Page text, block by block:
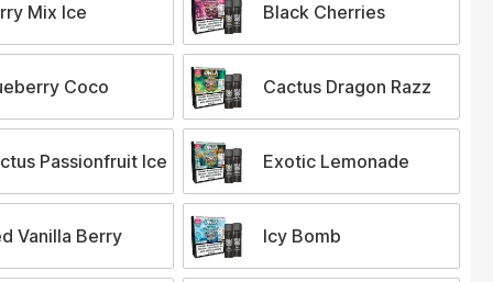
Mix Ice Black Cherries
Coco Cactus Dragon Razz
Passionfruit Ice Exotic Lemonade
Vanilla Berry Icy Bomb